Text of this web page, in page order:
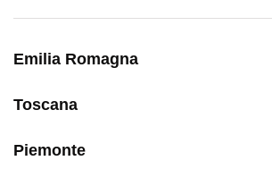
Emilia Romagna
Toscana
Piemonte